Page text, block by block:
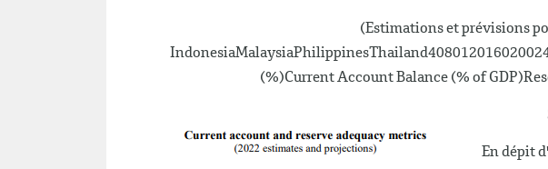
(Estimations et prévisions
(%)Current Account Balance (% of
En dépit